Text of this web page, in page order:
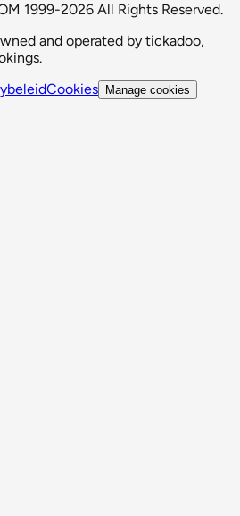
1999-2026 All Rights Reserved.
and operated by tickadoo,
Cookies Manage cookies